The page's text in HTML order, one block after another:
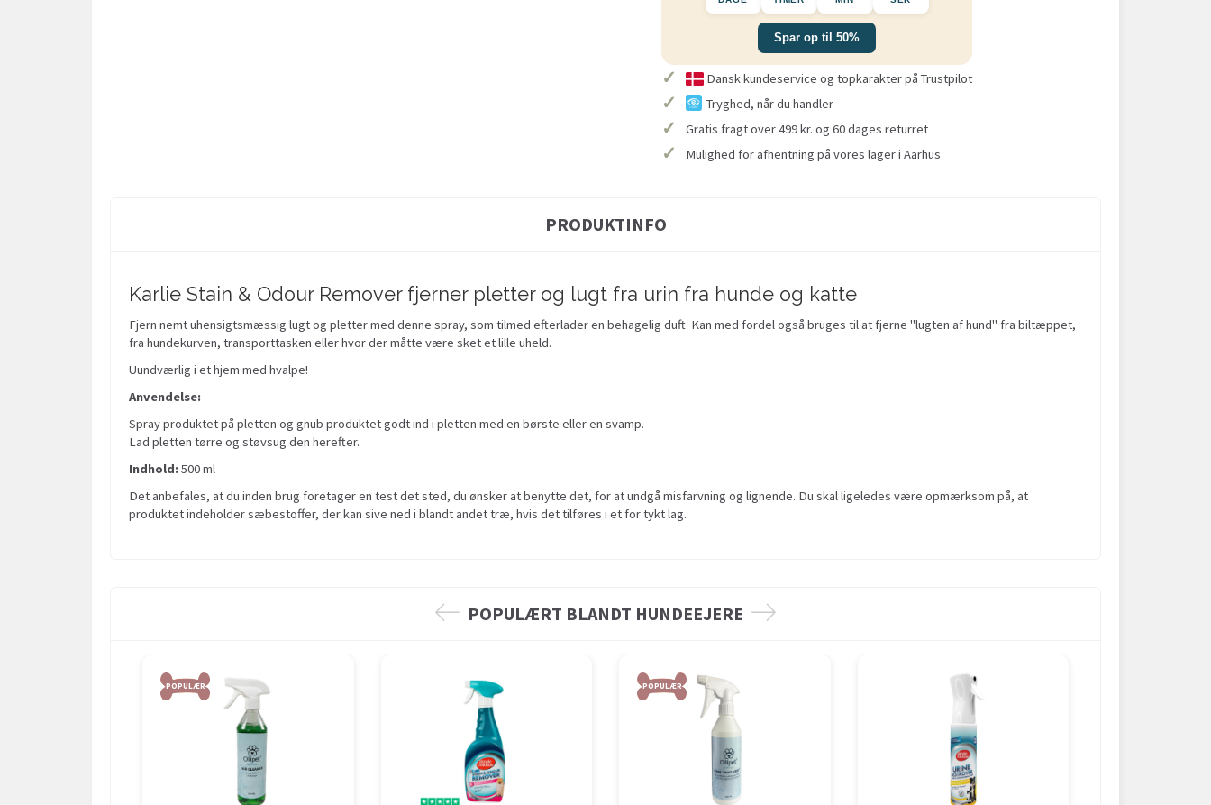
Spar op til 50%
✓ Dansk kundeservice og topkarakter på Trustpilot
✓ Tryghed, når du handler
✓ Gratis fragt over 499 kr. og 60 dages returret
✓ Mulighed for afhentning på vores lager i Aarhus
PRODUKTINFO
Karlie Stain & Odour Remover fjerner pletter og lugt fra urin fra hunde og katte
Fjern nemt uhensigtsmæssig lugt og pletter med denne spray, som tilmed efterlader en behagelig duft. Kan med fordel også bruges til at fjerne "lugten af hund" fra biltæppet,
fra hundekurven, transporttasken eller hvor der måtte være sket et lille uheld.
Uundværlig i et hjem med hvalpe!
Anvendelse:
Spray produktet på pletten og gnub produktet godt ind i pletten med en børste eller en svamp.
Lad pletten tørre og støvsug den herefter.
Indhold:500 ml
Det anbefales, at du inden brug foretager en test det sted, du ønsker at benytte det, for at undgå misfarvning og lignende. Du skal ligeledes være opmærksom på, at
produktet indeholder sæbestoffer, der kan sive ned i blandt andet træ, hvis det tilføres i et for tykt lag.
POPULÆRT BLANDT HUNDEEJERE
POPULÆR POPULÆR